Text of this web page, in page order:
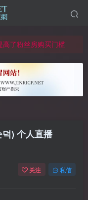
高了粉丝房购买门槛
盘，其它网盘均不支持
的问题报告
[20260605更新]
) 个人直播
关注 私信